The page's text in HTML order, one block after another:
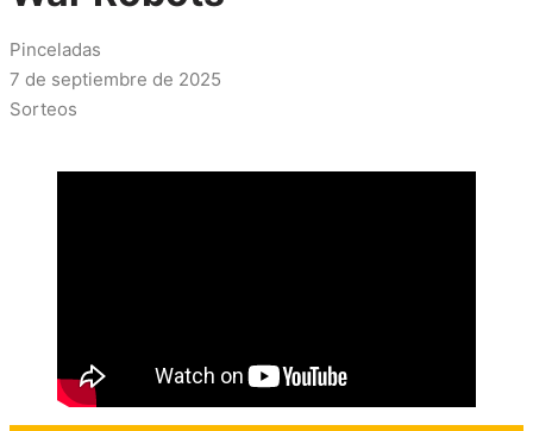
Pinceladas
7 de septiembre de 2025
Sorteos